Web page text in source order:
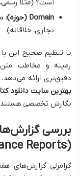
است؟ (مثلاً
Domain (حوزه):
تجاری، خلاقانه).
با تنظیم صحیح این
زمینه و مخاطب متن
دقیق‌تری ارائه می‌دهد.
بهترین سایت دانلود
نگارش تخصصی هستند،
بررسی
(Performance Reports)
گرامرلی گزارش‌های